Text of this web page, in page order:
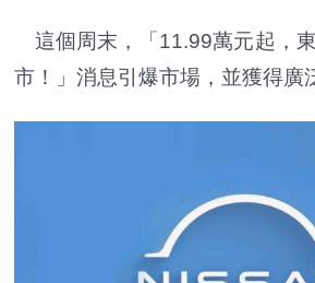
這個周末，「11.99萬元起，
市！」消息引爆市場，並獲得廣